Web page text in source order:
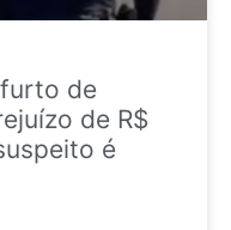
de
de R$
é